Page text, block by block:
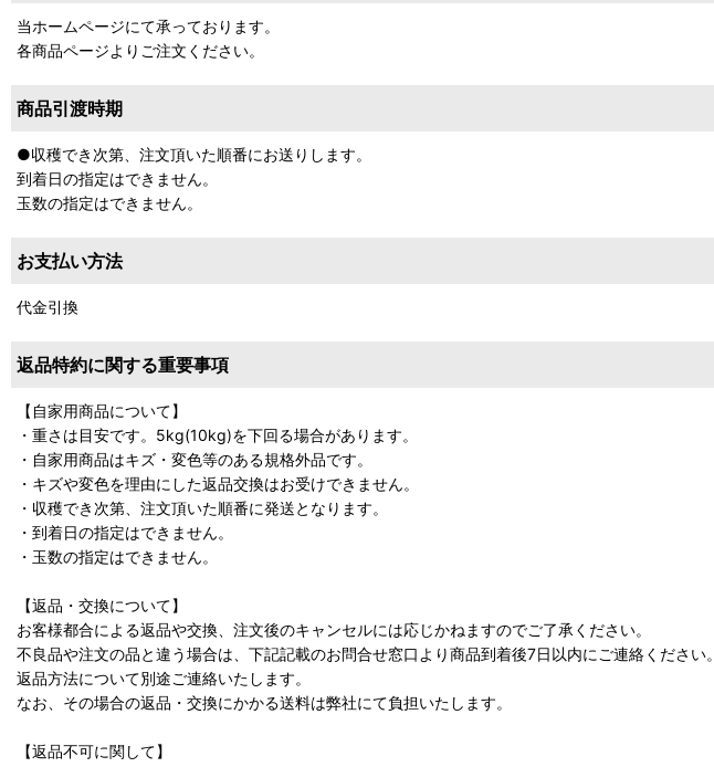
当ホームページにて承っております。
各商品ページよりご注文ください。
商品引渡時期
●収穫でき次第、注文頂いた順番にお送りします。
到着日の指定はできません。
玉数の指定はできません。
お支払い方法
代金引換
返品特約に関する重要事項
【自家用商品について】
・重さは目安です。5kg(10kg)を下回る場合があります。
・自家用商品はキズ・変色等のある規格外品です。
・キズや変色を理由にした返品交換はお受けできません。
・収穫でき次第、注文頂いた順番に発送となります。
・到着日の指定はできません。
・玉数の指定はできません。
【返品・交換について】
お客様都合による返品や交換、注文後のキャンセルには応じかねますのでご了承ください。
不良品や注文の品と違う場合は、下記記載のお問合せ窓口より商品到着後7日以内にご連絡ください。
返品方法について別途ご連絡いたします。
なお、その場合の返品・交換にかかる送料は弊社にて負担いたします。
【返品不可に関して】